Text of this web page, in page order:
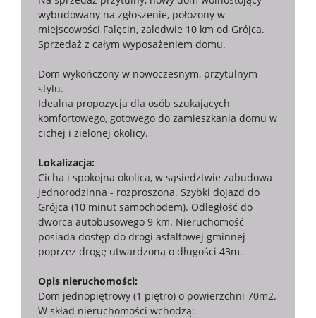
wybudowany na zgłoszenie, położony w
miejscowości Falęcin, zaledwie 10 km od Grójca.
Sprzedaż z całym wyposażeniem domu.
Dom wykończony w nowoczesnym, przytulnym
stylu.
Idealna propozycja dla osób szukających
komfortowego, gotowego do zamieszkania domu w
cichej i zielonej okolicy.
Lokalizacja:
Cicha i spokojna okolica, w sąsiedztwie zabudowa
jednorodzinna - rozproszona. Szybki dojazd do
Grójca (10 minut samochodem). Odległość do
dworca autobusowego 9 km. Nieruchomość
posiada dostęp do drogi asfaltowej gminnej
poprzez drogę utwardzoną o długości 43m.
Opis nieruchomości:
Dom jednopiętrowy (1 piętro) o powierzchni 70m2.
W skład nieruchomości wchodzą: